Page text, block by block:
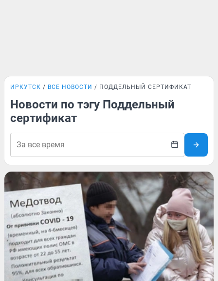
ИРКУТСК ВСЕ НОВОСТИ ПОДДЕЛЬНЫЙ СЕРТИФИКАТ
Новости по тэгу Поддельный
сертификат